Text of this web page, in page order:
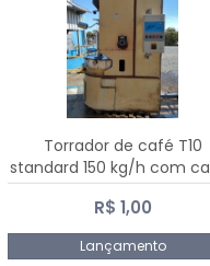
Torrador de café T10
standard 150 kg/h com
de 10 kg
R$ 1,00
Lançamento